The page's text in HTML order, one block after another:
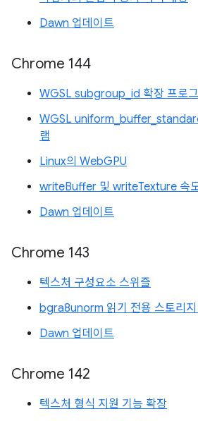
Dawn 업데이트
Chrome 144
WGSL subgroup_id 확장 프로
WGSL
램
Linux의 WebGPU
writeBuffer 및 writeTexture 속
Dawn 업데이트
Chrome 143
텍스처 구성요소 스위즐
bgra8unorm 읽기 전용 스토리지
Dawn 업데이트
Chrome 142
텍스처 형식 지원 기능 확장